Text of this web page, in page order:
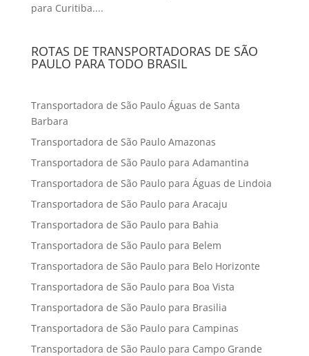
para Curitiba....
ROTAS DE TRANSPORTADORAS DE SÃO
PAULO PARA TODO BRASIL
Transportadora de São Paulo Águas de Santa
Barbara
Transportadora de São Paulo Amazonas
Transportadora de São Paulo para Adamantina
Transportadora de São Paulo para Águas de Lindoia
Transportadora de São Paulo para Aracaju
Transportadora de São Paulo para Bahia
Transportadora de São Paulo para Belem
Transportadora de São Paulo para Belo Horizonte
Transportadora de São Paulo para Boa Vista
Transportadora de São Paulo para Brasilia
Transportadora de São Paulo para Campinas
Transportadora de São Paulo para Campo Grande